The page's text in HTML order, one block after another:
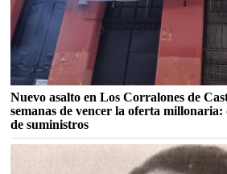
Nuevo asalto en Los Corralones de
semanas de vencer la oferta millonaria:
de suministros